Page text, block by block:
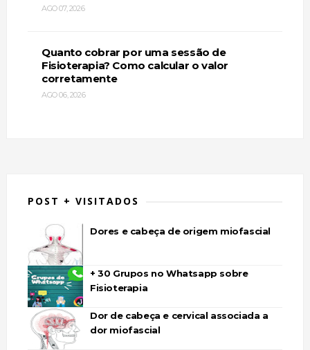
AGO 07, 2026
Quanto cobrar por uma sessão de
Fisioterapia? Como calcular o valor
corretamente
AGO 06, 2026
POST + VISITADOS
Dores e cabeça de origem miofascial
+ 30 Grupos no Whatsapp sobre
Fisioterapia
Dor de cabeça e cervical associada a
dor miofascial